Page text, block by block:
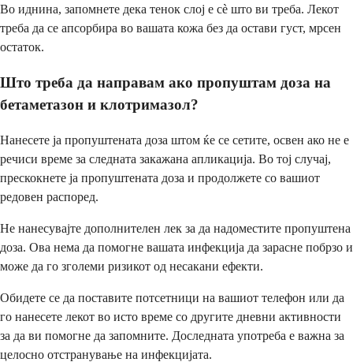
Во иднина, запомнете дека тенок слој е сè што ви треба. Лекот
треба да се апсорбира во вашата кожа без да остави густ, мрсен
остаток.
Што треба да направам ако пропуштам доза на
бетаметазон и клотримазол?
Нанесете ја пропуштената доза штом ќе се сетите, освен ако не е
речиси време за следната закажана апликација. Во тој случај,
прескокнете ја пропуштената доза и продолжете со вашиот
редовен распоред.
Не нанесувајте дополнителен лек за да надоместите пропуштена
доза. Ова нема да помогне вашата инфекција да зарасне побрзо и
може да го зголеми ризикот од несакани ефекти.
Обидете се да поставите потсетници на вашиот телефон или да
го нанесете лекот во исто време со другите дневни активности
за да ви помогне да запомните. Доследната употреба е важна за
целосно отстранување на инфекцијата.